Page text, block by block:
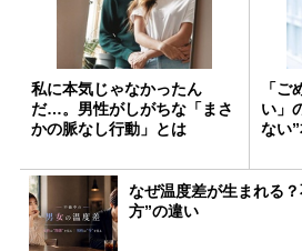
私に本気じゃなかったん
だ…。男性がしがちな「まさ
かの脈なし行動」とは
「
い」
ない
なぜ温度差が生まれる
方”の違い